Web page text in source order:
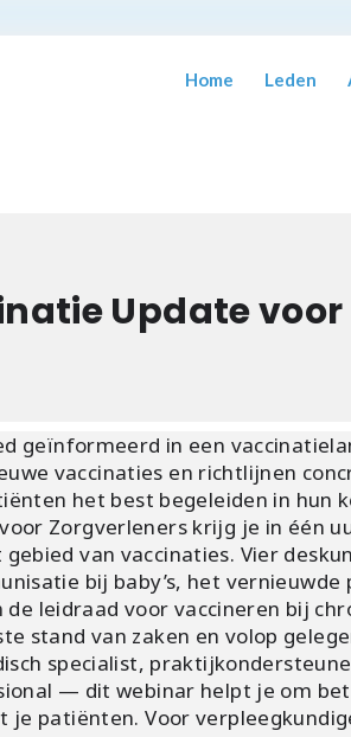
Home Leden
Update voor
geïnformeerd in een
vaccinaties en richtlijnen
het best begeleiden in hun
Zorgverleners krijg je in één
van vaccinaties. Vier
bij baby’s, het
leidraad voor vaccineren bij
stand van zaken en volop
specialist,
— dit webinar helpt je om
je patiënten. Voor